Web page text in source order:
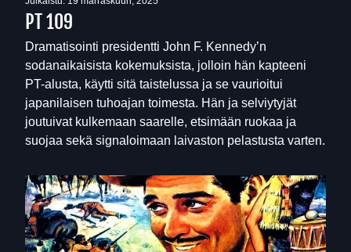
PT 109
Dramatisointi presidentti John F. Kennedy’n
sodanaikaisista kokemuksista, jolloin hän kapteeni
PT-alusta, käytti sitä taistelussa ja se vaurioitui
japanilaisen tuhoajan toimesta. Hän ja selviytyjät
joutuivat kulkemaan saarelle, etsimään ruokaa ja
suojaa sekä signaloimaan laivaston pelastusta varten.